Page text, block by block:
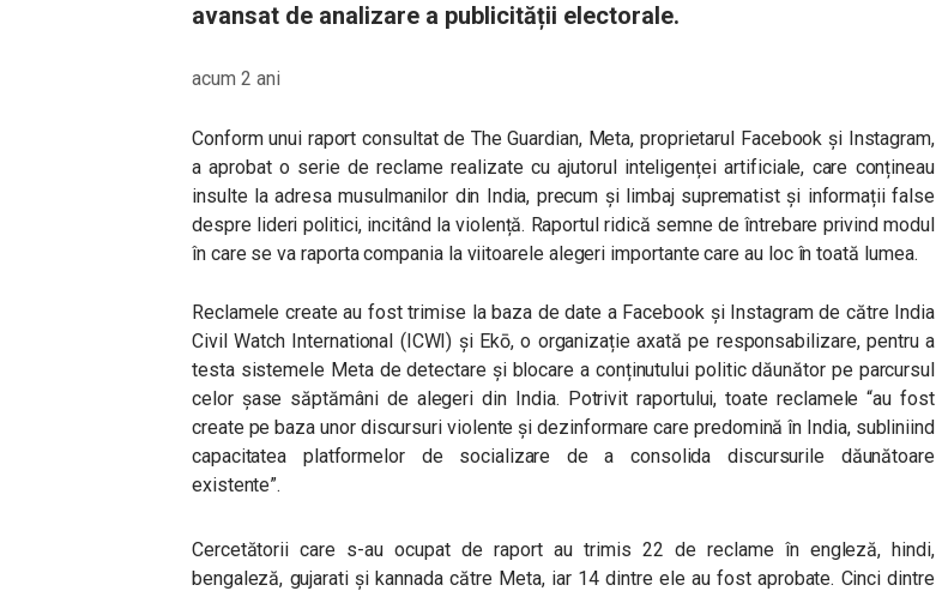
avansat de analizare a publicității electorale.
acum 2 ani
Conform unui raport consultat de The Guardian, Meta, proprietarul Facebook și Instagram,
a aprobat o serie de reclame realizate cu ajutorul inteligenței artificiale, care conțineau
insulte la adresa musulmanilor din India, precum și limbaj suprematist și informații false
despre lideri politici, incitând la violență. Raportul ridică semne de întrebare privind modul
în care se va raporta compania la viitoarele alegeri importante care au loc în toată lumea.
Reclamele create au fost trimise la baza de date a Facebook și Instagram de către India
Civil Watch International (ICWI) și Ekō, o organizație axată pe responsabilizare, pentru a
testa sistemele Meta de detectare și blocare a conținutului politic dăunător pe parcursul
celor șase săptămâni de alegeri din India. Potrivit raportului, toate reclamele “au fost
create pe baza unor discursuri violente și dezinformare care predomină în India, subliniind
capacitatea platformelor de socializare de a consolida discursurile dăunătoare
existente”.
Cercetătorii care s-au ocupat de raport au trimis 22 de reclame în engleză, hindi,
bengaleză, gujarati și kannada către Meta, iar 14 dintre ele au fost aprobate. Cinci dintre